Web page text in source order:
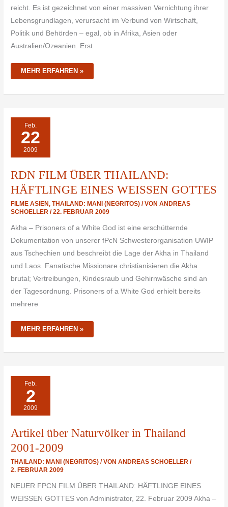
reicht. Es ist gezeichnet von einer massiven Vernichtung ihrer
Lebensgrundlagen, verursacht im Verbund von Wirtschaft,
Politik und Behörden – egal, ob in Afrika, Asien oder
Australien/Ozeanien. Erst
MEHR ERFAHREN »
Feb.
22
2009
RDN FILM ÜBER THAILAND:
HÄFTLINGE EINES WEISSEN GOTTES
FILME ASIEN,THAILAND: MANI (NEGRITOS) / VONANDREAS
SCHOELLER/22. FEBRUAR 2009
Akha – Prisoners of a White God ist eine erschütternde
Dokumentation von unserer fPcN Schwesterorganisation UWIP
aus Tschechien und beschreibt die Lage der Akha in Thailand
und Laos. Fanatische Missionare christianisieren die Akha
brutal; Vertreibungen, Kindesraub und Gehirnwäsche sind an
der Tagesordnung. Prisoners of a White God erhielt bereits
mehrere
RDN
FILM
ÜBER
THAILAND:
HÄFTLINGE
EINES
WEISSEN
MEHR ERFAHREN »
Feb.
2
2009
Artikel über Naturvölker in Thailand
2001-2009
THAILAND: MANI (NEGRITOS) / VONANDREAS SCHOELLER/
2. FEBRUAR 2009
NEUER FPCN FILM ÜBER THAILAND: HÄFTLINGE EINES
WEISSEN GOTTES von Administrator, 22. Februar 2009 Akha –
ARTIKEL
ÜBER
NATURVÖLKER
IN
THAILAND
2001-
2009